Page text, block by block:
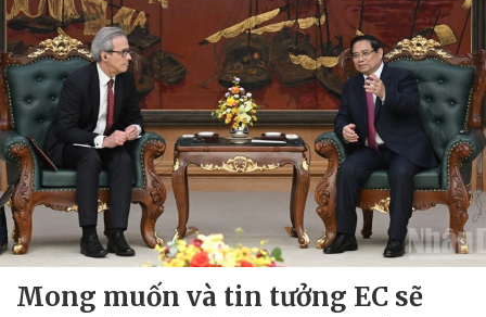
Mong muốn và tin tưởng EC sẽ